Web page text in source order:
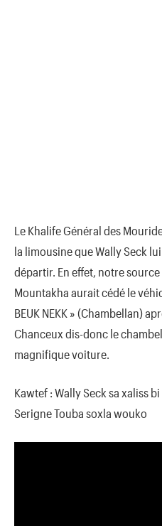
Le Khalife Général des
la limousine que Wally Seck
départir. En effet, notre
Mountakha aurait cédé le
BEUK NEKK » (Chambellan)
Chanceux dis-donc le
magnifique voiture.
Kawtef : Wally Seck sa xaliss
Serigne Touba soxla wouko